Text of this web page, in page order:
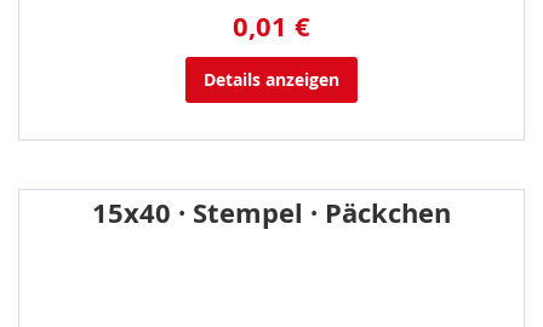
0,01 €
Details anzeigen
15x40 · Stempel · Päckchen